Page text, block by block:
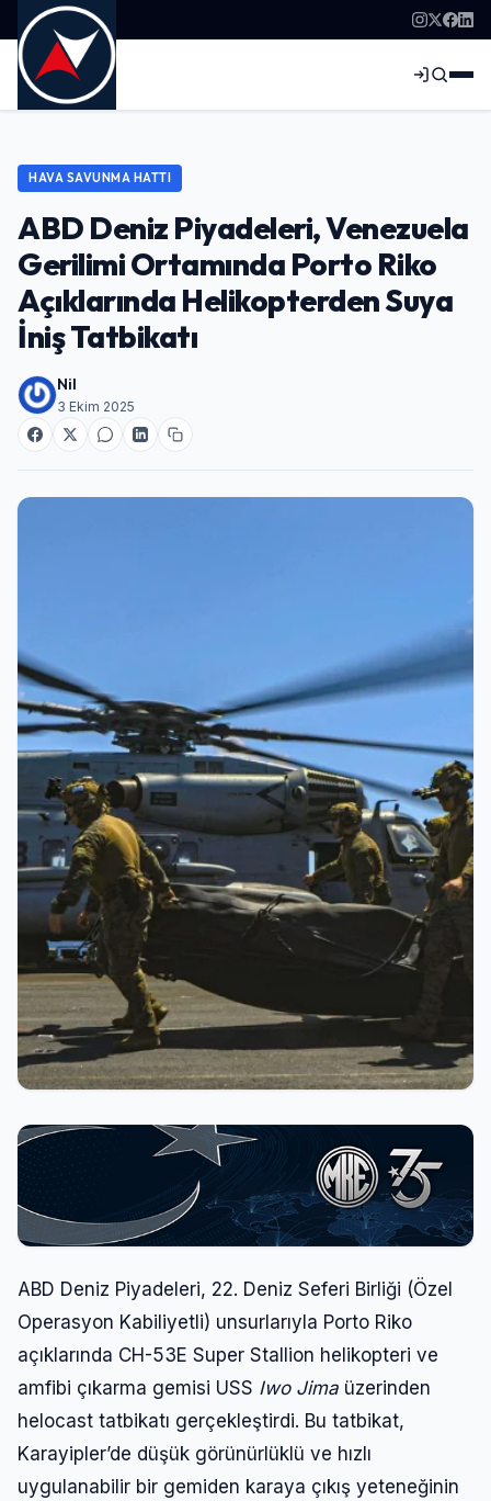
HAVA SAVUNMA HATTI
ABD Deniz Piyadeleri, Venezuela
Gerilimi Ortamında Porto Riko
Açıklarında Helikopterden Suya
İniş Tatbikatı
Nil
3 Ekim 2025
ABD Deniz Piyadeleri, 22. Deniz Seferi Birliği (Özel
Operasyon Kabiliyetli) unsurlarıyla Porto Riko
açıklarında CH-53E Super Stallion helikopteri ve
amfibi çıkarma gemisi USS Iwo Jima üzerinden
helocast tatbikatı gerçekleştirdi. Bu tatbikat,
Karayipler’de düşük görünürlüklü ve hızlı
uygulanabilir bir gemiden karaya çıkış yeteneğinin